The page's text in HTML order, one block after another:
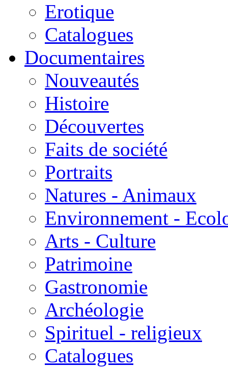
Erotique
Catalogues
Documentaires
Nouveautés
Histoire
Découvertes
Faits de société
Portraits
Natures - Animaux
Environnement -
Arts - Culture
Patrimoine
Gastronomie
Archéologie
Spirituel - religieux
Catalogues